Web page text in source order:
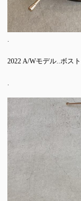
2022 A/Wモデル..ボス